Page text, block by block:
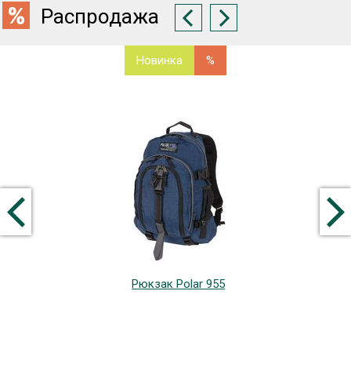
Распродажа
Новинка %
Рюкзак Polar 955